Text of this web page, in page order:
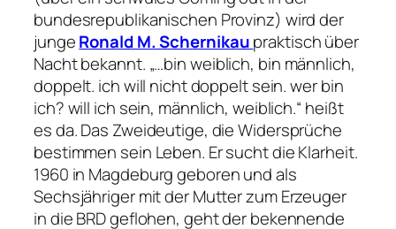
bundesrepublikanischen Provinz) wird der
jungeRonald M. Schernikaupraktisch über
Nacht bekannt. „…bin weiblich, bin männlich,
doppelt. ich will nicht doppelt sein. wer bin
ich? will ich sein, männlich, weiblich.“ heißt
es da. Das Zweideutige, die Widersprüche
bestimmen sein Leben. Er sucht die Klarheit.
1960 in Magdeburg geboren und als
Sechsjähriger mit der Mutter zum Erzeuger
in die BRD geflohen, geht der bekennende